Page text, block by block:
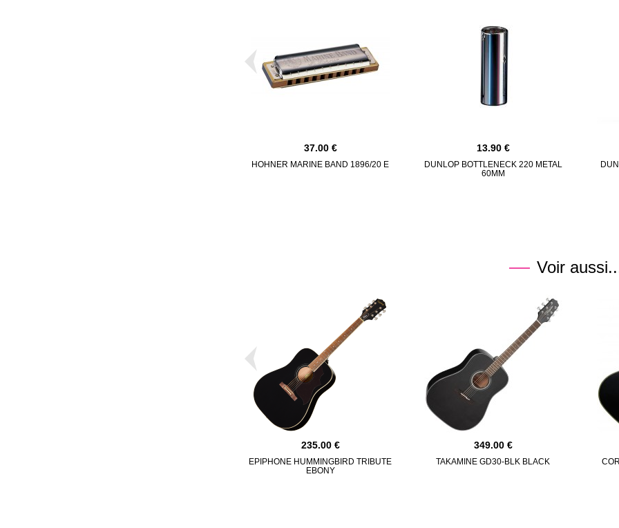
37.00
HOHNER MARINE BAND 1896/20 E
13.90
DUNLOP BOTTLENECK 220 METAL
60MM
Voir
235.00
EPIPHONE HUMMINGBIRD TRIBUTE
EBONY
349.00
TAKAMINE GD30-BLK BLACK